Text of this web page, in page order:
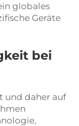
globales
Geräte
bei
und daher auf